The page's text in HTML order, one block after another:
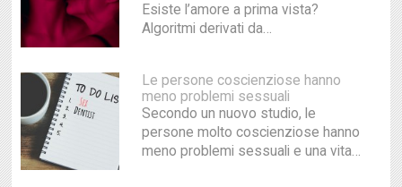
Esiste l’amore a prima vista?
Algoritmi derivati da…
Le persone coscienziose hanno
meno problemi sessuali
Secondo un nuovo studio, le
persone molto coscienziose hanno
meno problemi sessuali e una vita…